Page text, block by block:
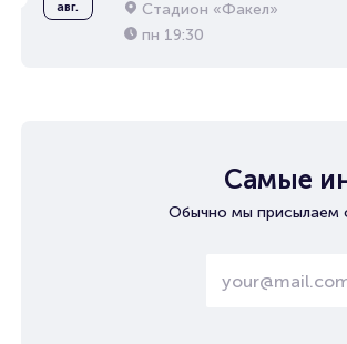
авг.
Стадион «Факел»
пн 19:30
Самые
Обычно мы присылаем